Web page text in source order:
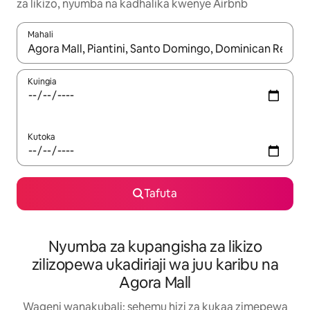
za likizo, nyumba na kadhalika kwenye Airbnb
Mahali
Wakati matokeo yanapatikana, vinjari kwa kutumia vitufe vya
Kuingia
Kutoka
Tafuta
Nyumba za kupangisha za likizo
zilizopewa ukadiriaji wa juu karibu na
Agora Mall
Wageni wanakubali: sehemu hizi za kukaa zimepewa